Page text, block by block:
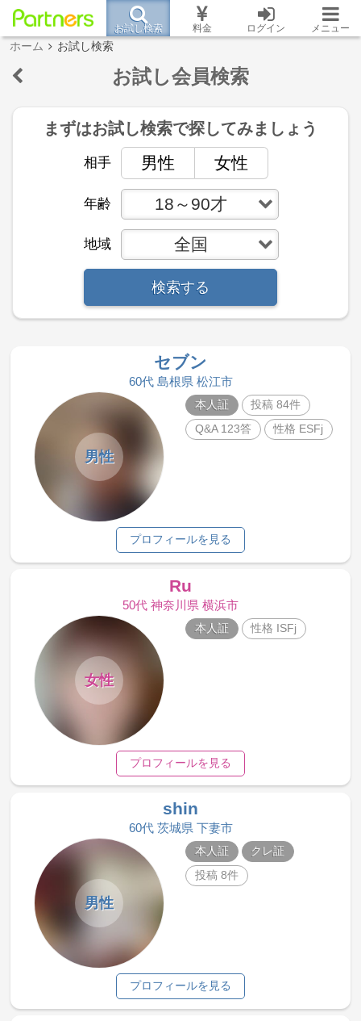
お試し検索 料金 ログイン メニュー
ホーム お試し検索
お試し会員検索
まずはお試し検索で探してみましょう
相手 男性 女性
年齢 18～90才
地域 全国
検索する
セブン
60代 島根県 松江市
男性
本人証
投稿 84件
Q&A 123答
性格 ESFj
プロフィールを見る
Ru
50代 神奈川県 横浜市
女性
本人証 性格 ISFj
プロフィールを見る
shin
60代 茨城県 下妻市
男性
本人証
クレ証
投稿 8件
プロフィールを見る